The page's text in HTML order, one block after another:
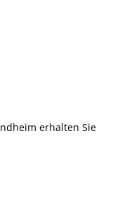
erhalten Sie